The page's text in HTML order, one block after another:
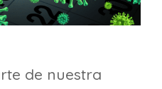
de nuestra